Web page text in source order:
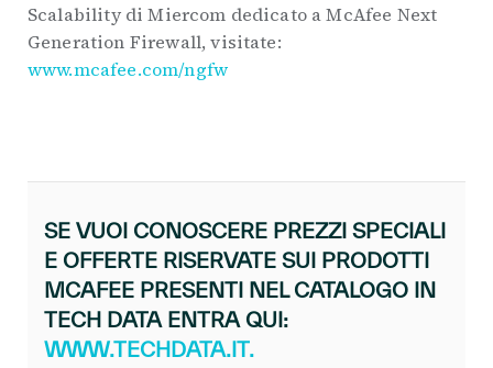
Scalability di Miercom dedicato a McAfee Next
Generation Firewall, visitate:
www.mcafee.com/ngfw
SE VUOI CONOSCERE PREZZI SPECIALI
E OFFERTE RISERVATE SUI PRODOTTI
MCAFEE PRESENTI NEL CATALOGO IN
TECH DATA ENTRA QUI:
WWW.TECHDATA.IT.